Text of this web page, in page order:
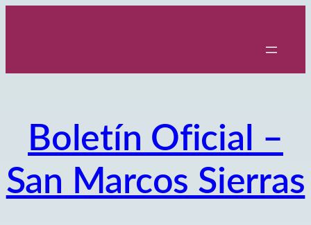
Boletín Oficial –
San Marcos Sierras